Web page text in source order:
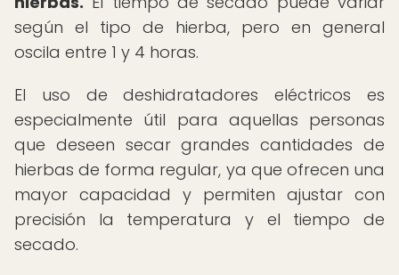
según el tipo de hierba, pero en general
oscila entre 1 y 4 horas.
El uso de deshidratadores eléctricos es
especialmente útil para aquellas personas
que deseen secar grandes cantidades de
hierbas de forma regular, ya que ofrecen una
mayor capacidad y permiten ajustar con
precisión la temperatura y el tiempo de
secado.